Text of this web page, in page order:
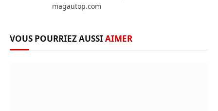
magautop.com
VOUS POURRIEZ AUSSI AIMER